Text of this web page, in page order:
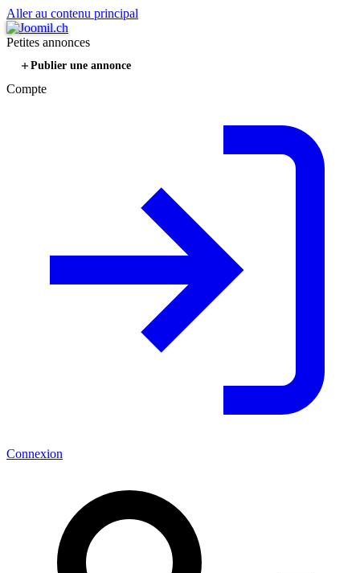
Aller au contenu principal
Petites annonces
Publier une annonce
Compte
Connexion